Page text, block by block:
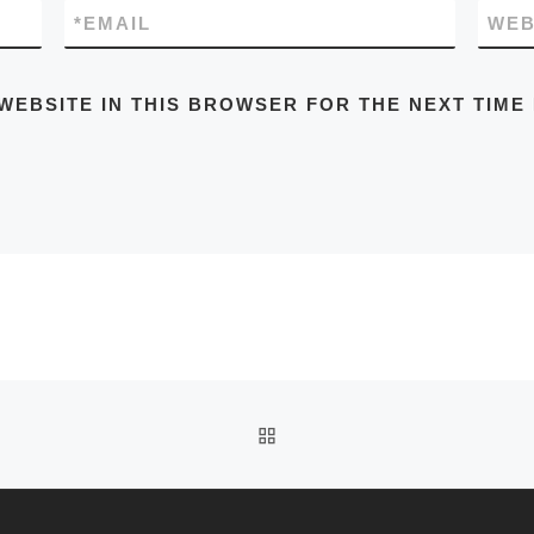
EMAIL
*
IN THIS BROWSER FOR THE NEXT TIME